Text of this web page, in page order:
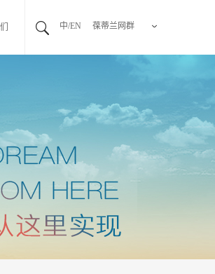
葆蒂兰网群
中/EN